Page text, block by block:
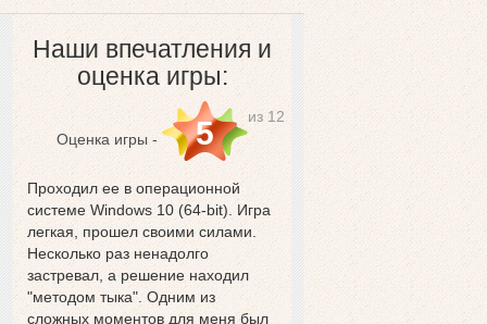
Наши впечатления и
оценка игры:
Оценка игры - 5 из 12
Проходил ее в операционной
системе Windows 10 (64-bit). Игра
легкая, прошел своими силами.
Несколько раз ненадолго
застревал, а решение находил
"методом тыка". Одним из
сложных моментов для меня был